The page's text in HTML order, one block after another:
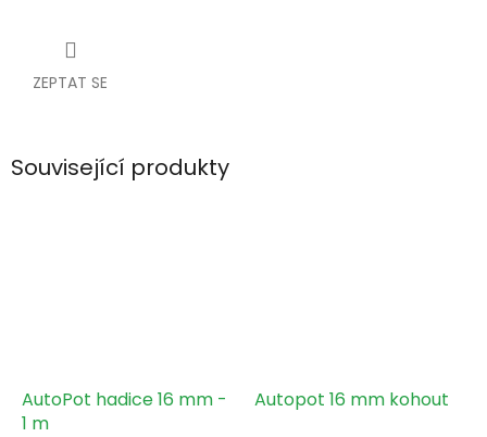
ZEPTAT SE
Související produkty
AutoPot hadice 16 mm -
1 m
Autopot 16 mm kohout